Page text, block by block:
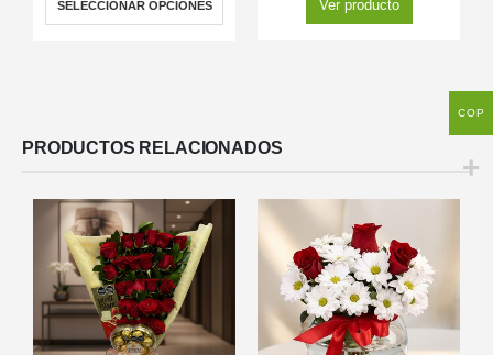
SELECCIONAR OPCIONES Ver producto
PRODUCTOS RELACIONADOS
COP